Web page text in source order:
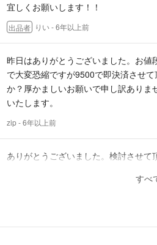
宜しくお願いします！！
出品者 りい- 6年以上前
昨日はありがとうございました。お値
で大変恐縮ですが9500で即決済させ
か？厚かましいお願いで申し訳ありま
いたします。
zip- 6年以上前
ありがとうございました。検討させて
すべ